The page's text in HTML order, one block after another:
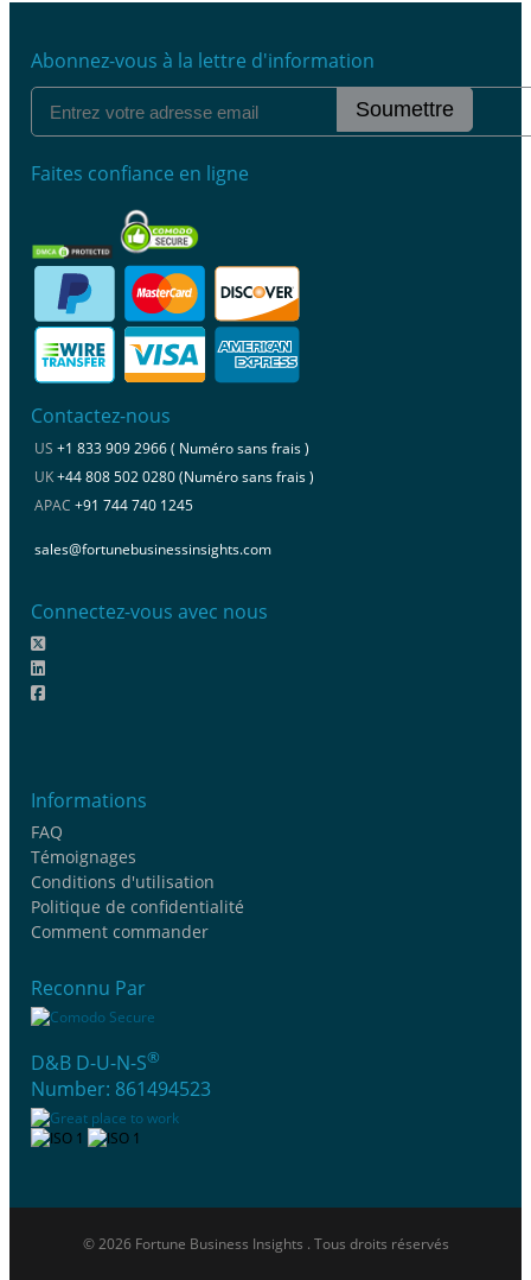
Abonnez-vous à la lettre d'information
Soumettre
Faites confiance en ligne
Contactez-nous
US +1 833 909 2966 ( Numéro sans frais )
UK+44 808 502 0280 (Numéro sans frais )
APAC +91 744 740 1245
sales@fortunebusinessinsights.com
Connectez-vous avec nous
Informations
FAQ
Témoignages
Conditions d'utilisation
Politique de confidentialité
Comment commander
Reconnu Par
D&B D-U-N-S®
Number: 861494523
© 2026 Fortune Business Insights . Tous droits réservés